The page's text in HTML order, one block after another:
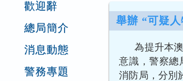
歡迎辭
總局簡介
消息動態
警務專題
舉辦 “可疑
為提升本
意識，警察總
消防局，分別